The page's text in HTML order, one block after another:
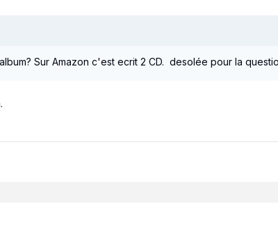
Sur Amazon c'est ecrit 2 CD. desolée pour la